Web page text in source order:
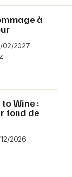
à
02/2027
to Wine :
fond de
2026